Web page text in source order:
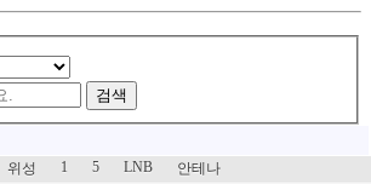
검색
위성 1 5 LNB 안테나